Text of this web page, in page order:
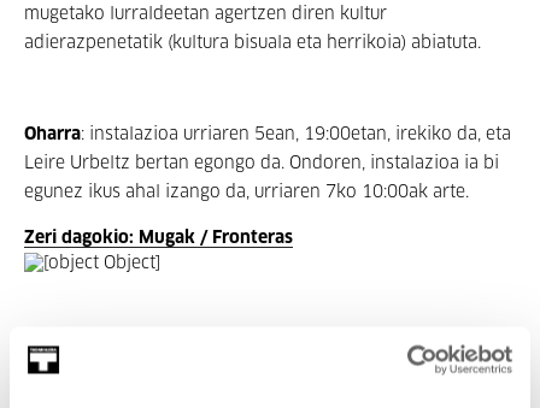
mugetako lurraldeetan agertzen diren kultur
adierazpenetatik (kultura bisuala eta herrikoia) abiatuta.
Oharra: instalazioa urriaren 5ean, 19:00etan, irekiko da, eta
Leire Urbeltz bertan egongo da. Ondoren, instalazioa ia bi
egunez ikus ahal izango da, urriaren 7ko 10:00ak arte.
Zeri dagokio: Mugak / Fronteras
Zeri dagokio: Programa: Mugak